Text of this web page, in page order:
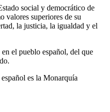
social y democrático de
valores superiores de su
la justicia, la igualdad y el
el pueblo español, del que
es la Monarquía